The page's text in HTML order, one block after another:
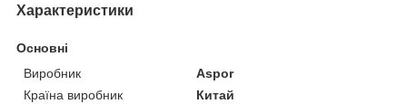
Характеристики
Основні
Виробник
Aspor
Країна виробник
Китай